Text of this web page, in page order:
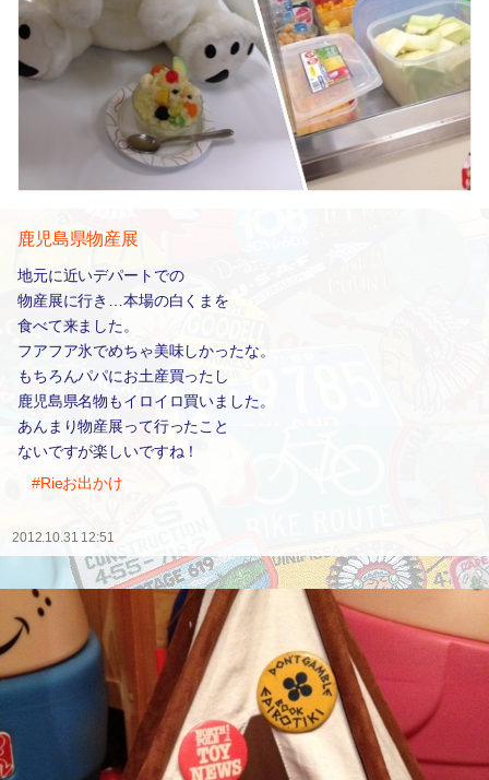
鹿児島県物産展
地元に近いデパートでの
物産展に行き…本場の白くまを
食べて来ました。
フアフア氷でめちゃ美味しかったな。
もちろんパパにお土産買ったし
鹿児島県名物もイロイロ買いました。
あんまり物産展って行ったこと
ないですが楽しいですね！
#Rieお出かけ
2012.10.31 12:51